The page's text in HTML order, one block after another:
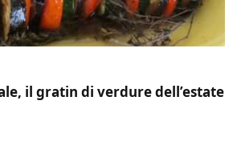
il gratin di verdure dell’estate